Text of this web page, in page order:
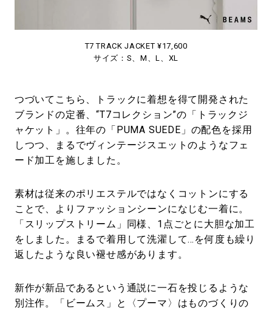
T7 TRACK JACKET ¥17,600
サイズ：S、M、L、XL
つづいてこちら、トラックに着想を得て開発された
ブランドの定番、“T7コレクション”の「トラックジ
ャケット」。往年の「PUMA SUEDE」の配色を採用
しつつ、まるでヴィンテージスエットのようなフェ
ード加工を施しました。
素材は従来のポリエステルではなくコットンにする
ことで、よりファッションシーンになじむ一着に。
「スリップストリーム」同様、1点ごとに大胆な加工
をしました。まるで着用して洗濯して…を何度も繰り
返したような良い褪せ感があります。
新作が新品であるという通説に一石を投じるような
別注作。「ビームス」と〈プーマ〉はものづくりの